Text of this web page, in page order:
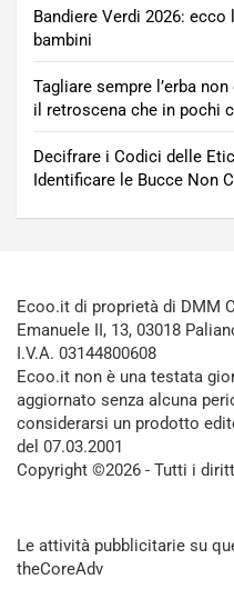
Bandiere Verdi 2026:
bambini
Tagliare sempre l’erba
il retroscena che in pochi
Decifrare i Codici delle
Identificare le Bucce Non
Ecoo.it di proprietà di DMM
Emanuele II, 13, 03018
I.V.A. 03144800608
Ecoo.it non è una testata
aggiornato senza alcuna
considerarsi un prodotto
del 07.03.2001
Copyright ©2026 - Tutti i
Le attività pubblicitarie su
theCoreAdv